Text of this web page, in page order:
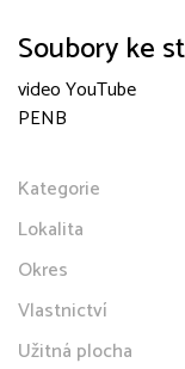
Soubory ke
video YouTube
PENB
Kategorie
Lokalita
Okres
Vlastnictví
Užitná plocha